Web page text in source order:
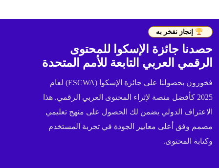
إنجاز نفخر به
حصدنا جائزة الإسكوا للمحتوى
الرقمي العربي التابعة للأمم المتحدة
فخورون بحصولنا على جائزة الإسكوا (ESCWA) لعام
2025 كأفضل منصة لإثراء المحتوى العربي الرقمي. هذا
الاعتراف الدولي يضمن لك الحصول على منهج تعليمي
مصمم وفق أعلى معايير الجودة في تجربة المستخدم
وكتابة المحتوى.